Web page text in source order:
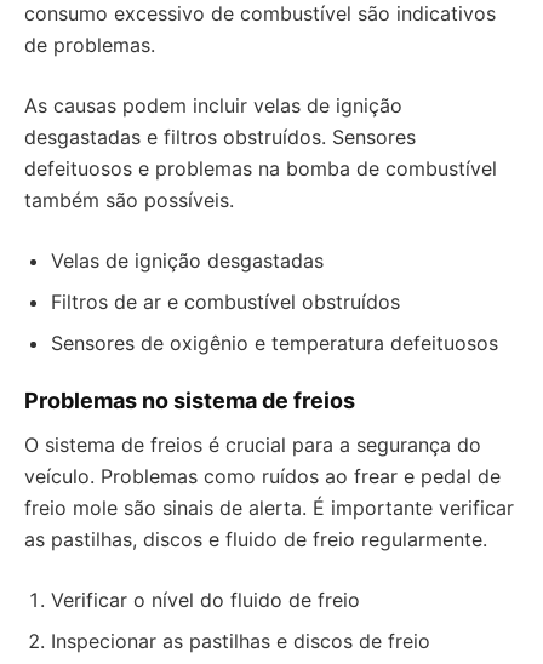
consumo excessivo de combustível são indicativos
de problemas.
As causas podem incluir velas de ignição
desgastadas e filtros obstruídos. Sensores
defeituosos e problemas na bomba de combustível
também são possíveis.
Velas de ignição desgastadas
Filtros de ar e combustível obstruídos
Sensores de oxigênio e temperatura defeituosos
Problemas no sistema de freios
O sistema de freios é crucial para a segurança do
veículo. Problemas como ruídos ao frear e pedal de
freio mole são sinais de alerta. É importante verificar
as pastilhas, discos e fluido de freio regularmente.
Verificar o nível do fluido de freio
Inspecionar as pastilhas e discos de freio